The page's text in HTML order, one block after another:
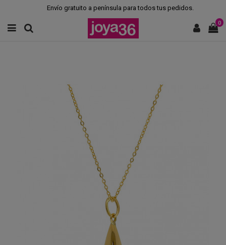
Envío gratuito a península para todos tus pedidos.
0